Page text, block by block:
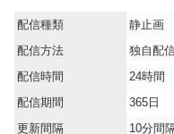
配信種類
静止画
配信方法
独自配
配信時間
24時間
配信期間
365日
更新間隔
10分間